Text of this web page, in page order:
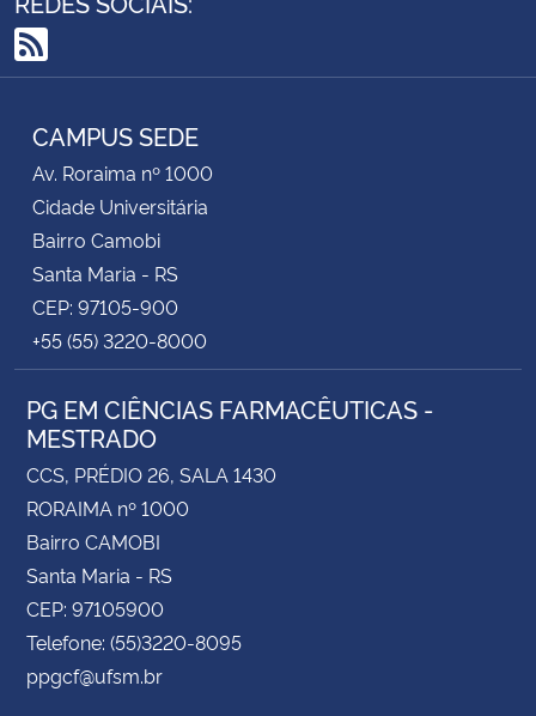
RSS
CAMPUS SEDE
Av. Roraima nº 1000
Cidade Universitária
Bairro Camobi
Santa Maria - RS
CEP: 97105-900
+55 (55) 3220-8000
PG EM CIÊNCIAS FARMACÊUTICAS -
MESTRADO
CCS, PRÉDIO 26, SALA 1430
RORAIMA nº 1000
Bairro CAMOBI
Santa Maria - RS
CEP: 97105900
Telefone: (55)3220-8095
ppgcf@ufsm.br